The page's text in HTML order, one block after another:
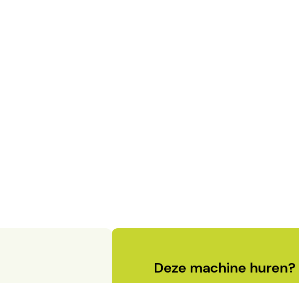
Deze machine huren?